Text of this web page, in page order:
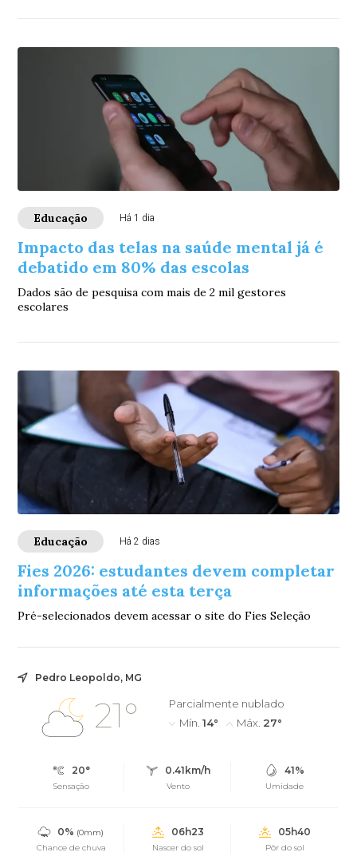
Educação Há 1 dia
Impacto das telas na saúde mental já é
debatido em 80% das escolas
Dados são de pesquisa com mais de 2 mil gestores
escolares
Educação Há 2 dias
Fies 2026: estudantes devem completar
informações até esta terça
Pré-selecionados devem acessar o site do Fies Seleção
Pedro Leopoldo, MG
21°
Parcialmente nublado
Mín. 14° Máx. 27°
20°
Sensação
0.41km/h
Vento
41%
Umidade
0% (0mm)
Chance de chuva
06h23
Nascer do sol
05h40
Pôr do sol